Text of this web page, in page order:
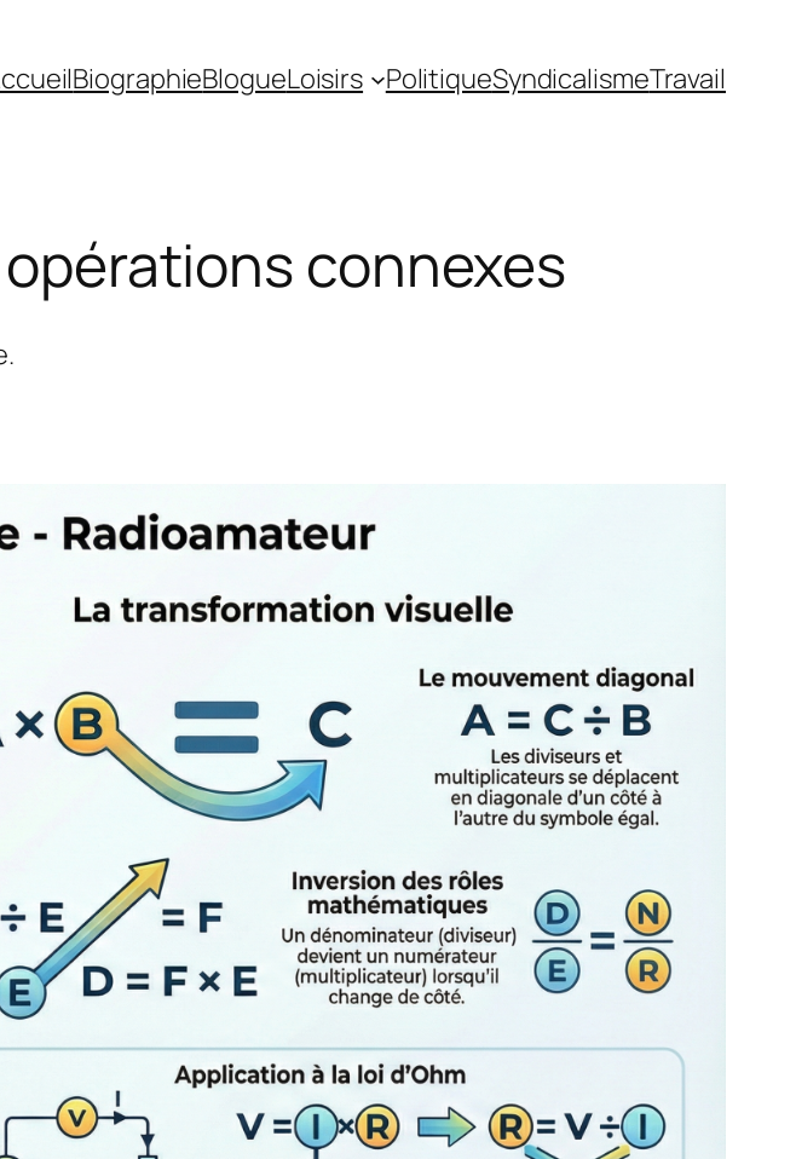
BiographieBlogueLoisirs PolitiqueSyndicalismeTravail
connexes